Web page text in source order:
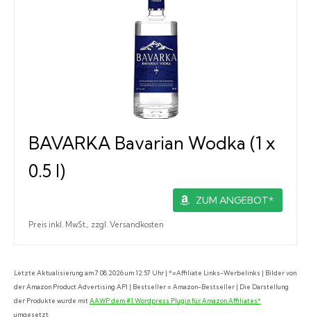
BAVARKA Bavarian Wodka (1 x
0.5 l)
ZUM ANGEBOT*
Preis inkl. MwSt., zzgl. Versandkosten
Letzte Aktualisierung am 7.08.2026 um 12:57 Uhr | *=Affiliate Links-Werbelinks | Bilder von
der Amazon Product Advertising API | Bestseller = Amazon-Bestseller | Die Darstellung
der Produkte wurde mitAAWP dem #1 Wordpress Plugin für Amazon Affiliates*
umgesetzt.